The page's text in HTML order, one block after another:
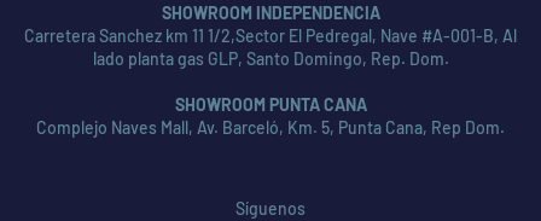
SHOWROOM INDEPENDENCIA
Carretera Sanchez km 11 1/2,Sector El Pedregal, Nave #A-001-B, Al
lado planta gas GLP, Santo Domingo, Rep. Dom.
SHOWROOM PUNTA CANA
Complejo Naves Mall, Av. Barceló, Km. 5, Punta Cana, Rep Dom.
Síguenos